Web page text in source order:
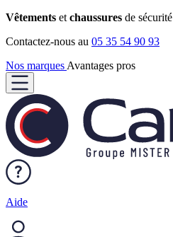
Vêtements et chaussures de sécurité
Contactez-nous au 05 35 54 90 93
Nos marques Avantages pros
Aide